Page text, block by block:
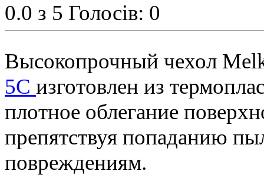
0.0 з 5 Голосів: 0
Высокопрочный чехол
5C изготовлен из
плотное облегание
препятствуя попаданию
повреждениям.